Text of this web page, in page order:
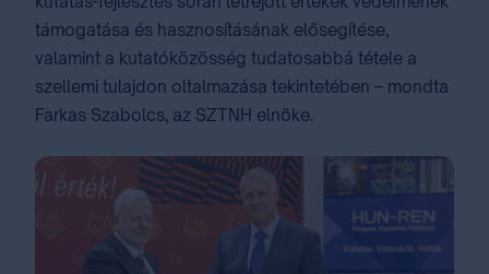
támogatása és hasznosításának elősegítése,
valamint a kutatóközösség tudatosabbá tétele a
szellemi tulajdon oltalmazása tekintetében – mondta
Farkas Szabolcs, az SZTNH elnöke.